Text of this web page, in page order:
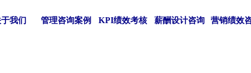
我们 管理咨询案例 KPI绩效考核 薪酬设计咨询 营销绩效